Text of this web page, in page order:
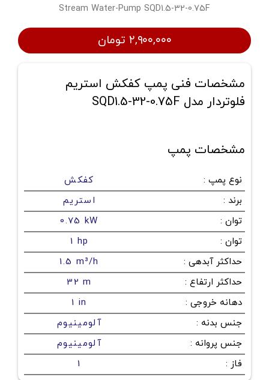
Stream Water-Pump SQD1.5-32-0.75F
۲,۹۰۰,۰۰۰ تومان
مشخصات فنی پمپ كفكش استريم
فلوتردار مدل SQD1.5-32-0.75F
مشخصات پمپ
نوع پمپ :
کفکش
برند :
استریم
توان :
0.75 kW
توان :
1 hp
حداکثر آبدهی :
1.5 m³/h
حداکثر ارتفاع :
32 m
دهانه خروجی :
1 in
جنس بدنه :
آلومینیوم
جنس پروانه :
آلومینیوم
فاز :
1